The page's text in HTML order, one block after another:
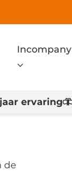
Incompany
ervaring
de